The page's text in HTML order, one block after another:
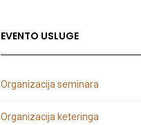
EVENTO USLUGE
Organizacija seminara
Organizacija keteringa